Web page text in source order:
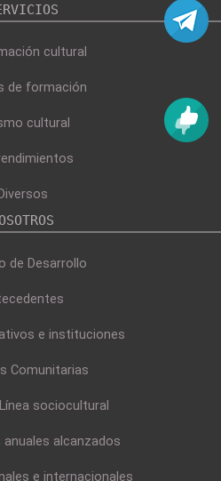
cultural
de formación
cultural
de Desarrollo
e instituciones
Comunitarias
sociocultural
alcanzados
e internacionales